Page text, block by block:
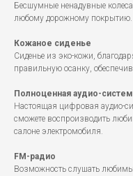
Бесшумные ненадувные
любому дорожному покрытию.
Кожаное сиденье
Сиденье из эко-кожи,
правильную осанку,
Полноценная аудио-
Настоящая цифровая аудио-
сможете воспроизводить
салоне электромобиля.
FM-радио
Возможность слушать